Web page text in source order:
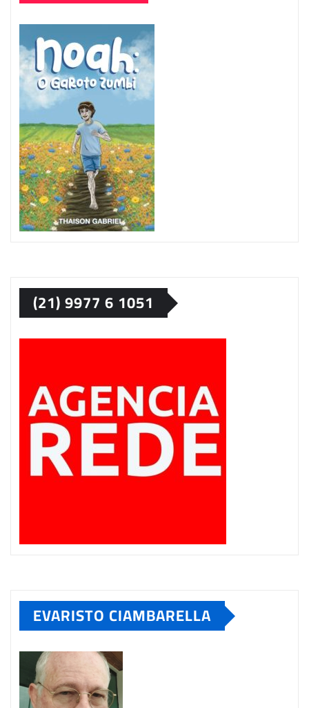
(21) 9977 6 1051
EVARISTO CIAMBARELLA